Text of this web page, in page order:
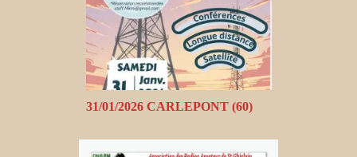
31/01/2026 CARLEPONT (60)